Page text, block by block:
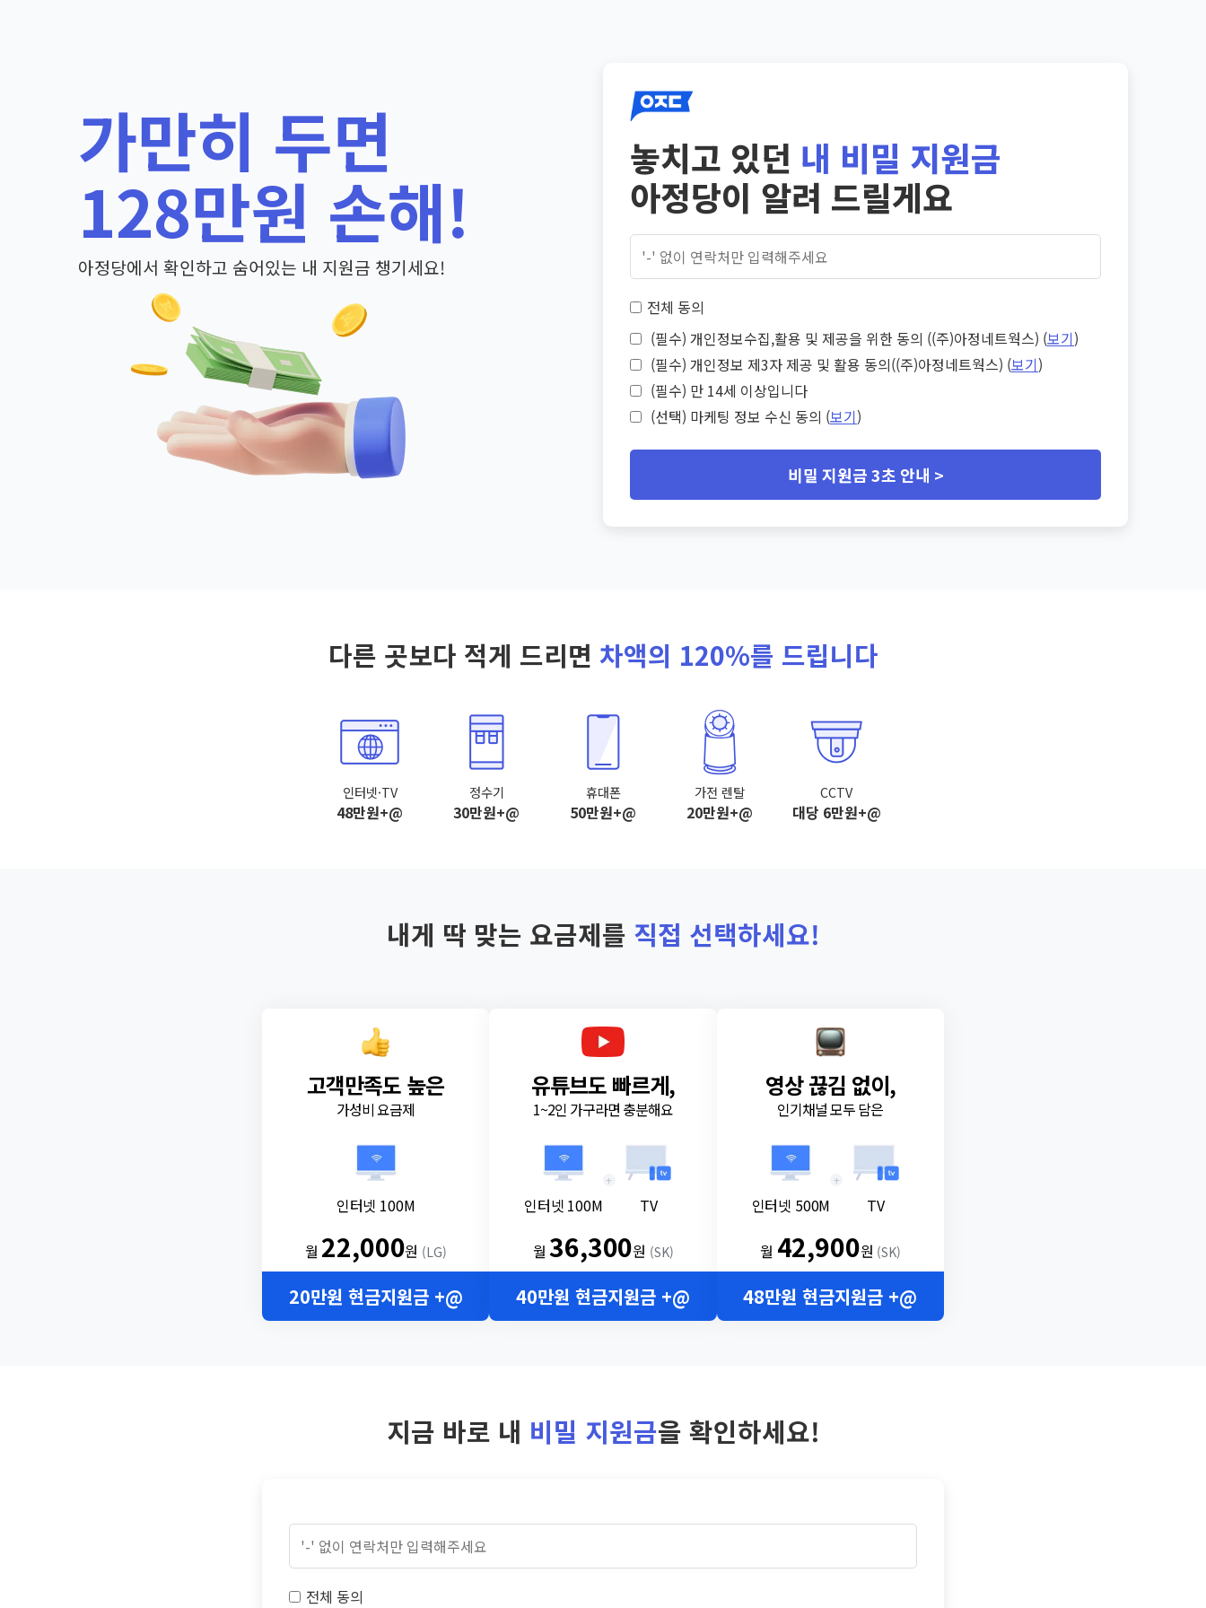
가만히 두면
128만원 손해!
아정당에서 확인하고 숨어있는 내 지원금 챙기세요!
놓치고 있던 내 비밀 지원금
아정당이 알려 드릴게요
전체 동의
(필수) 개인정보수집,활용 및 제공을 위한 동의 ((주)아정네트웍스) (보기)
(필수) 개인정보 제3자 제공 및 활용 동의((주)아정네트웍스) (보기)
(필수) 만 14세 이상입니다
(선택) 마케팅 정보 수신 동의 (보기)
비밀 지원금 3초 안내 >
다른 곳보다 적게 드리면 차액의 120%를 드립니다
인터넷·TV
48만원+@
정수기
30만원+@
휴대폰
50만원+@
가전 렌탈
20만원+@
CCTV
대당 6만원+@
내게 딱 맞는 요금제를 직접 선택하세요!
고객만족도 높은
가성비 요금제
인터넷 100M
월 22,000원 (LG)
20만원 현금지원금 +@
유튜브도 빠르게,
1~2인 가구라면 충분해요
인터넷 100M
+
TV
월36,300원 (SK)
40만원 현금지원금 +@
영상 끊김 없이,
인기채널 모두 담은
인터넷 500M
+
TV
월 42,900원 (SK)
48만원 현금지원금 +@
지금 바로 내 비밀 지원금을 확인하세요!
전체 동의